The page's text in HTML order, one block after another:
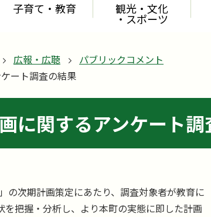
子育て・教育 観光・文化
・スポーツ
広報・広聴
パブリックコメント
ート調査の結果
に関するアンケート調
の次期計画策定にあたり、調査対象者が教育に
把握・分析し、より本町の実態に即した計画